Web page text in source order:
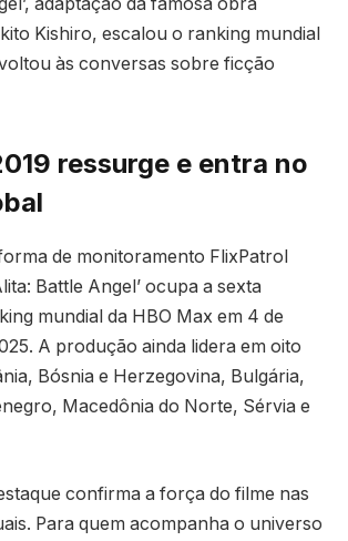
Kishiro, escalou o ranking mundial
às conversas sobre ficção
ressurge e entra no
de monitoramento FlixPatrol
Battle Angel’ ocupa a sexta
mundial da HBO Max em 4 de
A produção ainda lidera em oito
Bósnia e Herzegovina, Bulgária,
Macedônia do Norte, Sérvia e
confirma a força do filme nas
Para quem acompanha o universo